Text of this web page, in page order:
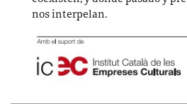
nos interpelan.